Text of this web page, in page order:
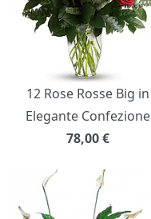
12 Rose Rosse Big in
Elegante Confezione
78,00€